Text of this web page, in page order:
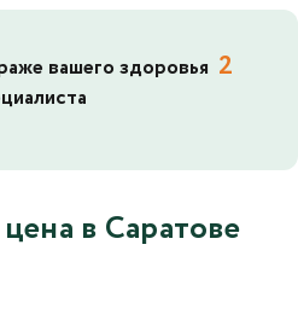
вашего здоровья 2
в Саратове